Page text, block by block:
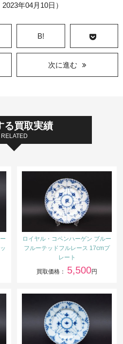
2023年04月10日）
B!
次に進む
る買取実績
RELATED
ロイヤル・コペンハーゲン ブルー
フルーテッドフルレース 17cmプ
レート
買取価格： 5,500円